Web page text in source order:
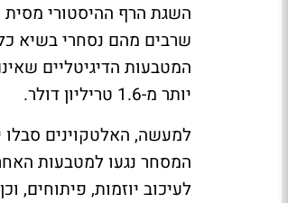
השגת הרף ההיסטורי מסית
שרבים מהם נסחרי בשיא
המטבעות הדיגיטליים
יותר מ-1.6 טריליון דולר.
למעשה, האלטקוינים סבלו
המסחר נגעו למטבעות
לעיכוב יוזמות,